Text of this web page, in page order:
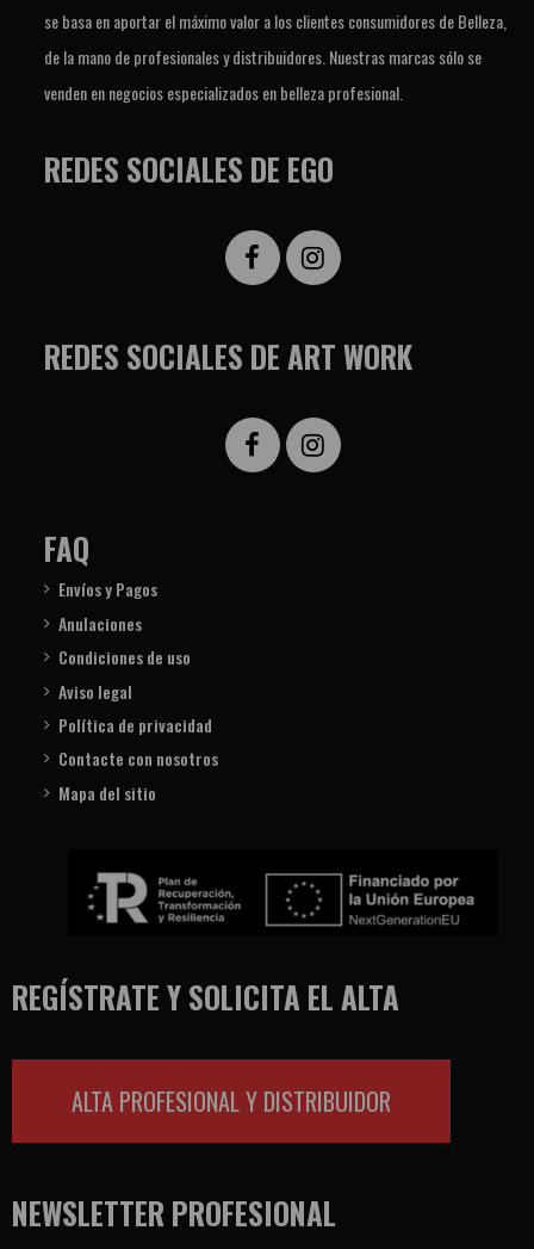
se basa en aportar el máximo valor a los clientes consumidores de Belleza,
de la mano de profesionales y distribuidores. Nuestras marcas sólo se
venden en negocios especializados en belleza profesional.
REDES SOCIALES DE EGO
REDES SOCIALES DE ART WORK
FAQ
Envíos y Pagos
Anulaciones
Condiciones de uso
Aviso legal
Política de privacidad
Contacte con nosotros
Mapa del sitio
REGÍSTRATE Y SOLICITA EL ALTA
ALTA PROFESIONAL Y DISTRIBUIDOR
NEWSLETTER PROFESIONAL